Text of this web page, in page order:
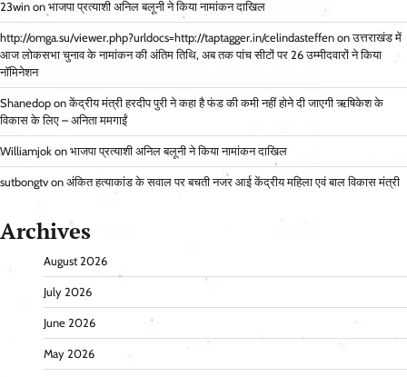
23win on भाजपा प्रत्याशी अनिल बलूनी ने किया नामांकन दाखिल
http://omga.su/viewer.php?urldocs=http://taptagger.in/celindasteffen onउत्तराखंड में
आज लोकसभा चुनाव के नामांकन की अंतिम तिथि, अब तक पांच सीटों पर 26 उम्मीदवारों ने किया
नॉमिनेशन
Shanedop onकेंद्रीय मंत्री हरदीप पुरी ने कहा है फंड की कमी नहीं होने दी जाएगी ऋषिकेश के
विकास के लिए – अनिता ममगाईं
Williamjok on भाजपा प्रत्याशी अनिल बलूनी ने किया नामांकन दाखिल
sutbongtv on अंकित हत्याकांड के सवाल पर बचती नजर आई केंद्रीय महिला एवं बाल विकास मंत्री
Archives
August 2026
July 2026
June 2026
May 2026